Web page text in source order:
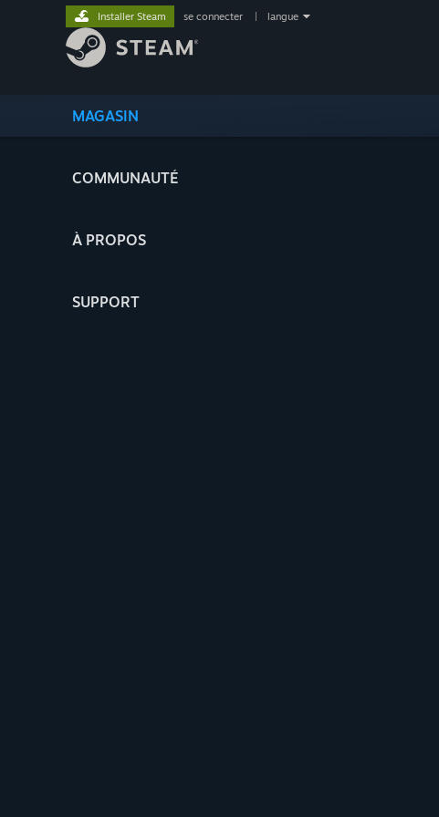
MAGASIN
COMMUNAUTÉ
À PROPOS
SUPPORT
Installer Steam se connecter langue